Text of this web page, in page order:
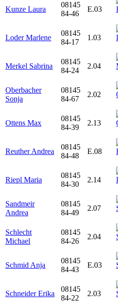
Kunze Laura
08145
84-46
E.03
Loder Marlene
08145
84-17
1.03
Merkel Sabrina
08145
84-24
2.04
Oberbacher
Sonja
08145
84-67
2.02
Ottens Max
08145
84-39
2.13
Reuther Andrea
08145
84-48
E.08
Riepl Maria
08145
84-30
2.14
Sandmeir
Andrea
08145
84-49
2.07
Schlecht
Michael
08145
84-26
2.04
Schmid Anja
08145
84-43
E.03
Schneider Erika
08145
84-22
2.03